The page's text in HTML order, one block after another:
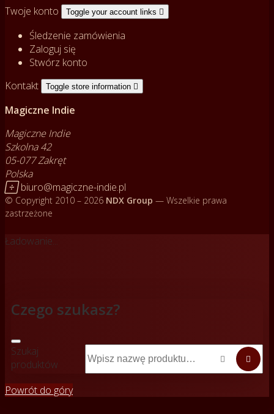
Twoje konto
Toggle your account links 
Śledzenie zamówienia
Zaloguj się
Stwórz konto
Kontakt
Toggle store information 
Magiczne Indie
Magiczne Indie
Szkolna 42
05-077 Zakręt
Polska
 biuro@magiczne-indie.pl
© Copyright 2010 – 2026 NDX Group — Wszelkie prawa
zastrzeżone
Ładowanie...
Czego szukasz?
Szukaj
produktów
 
Powrót do góry